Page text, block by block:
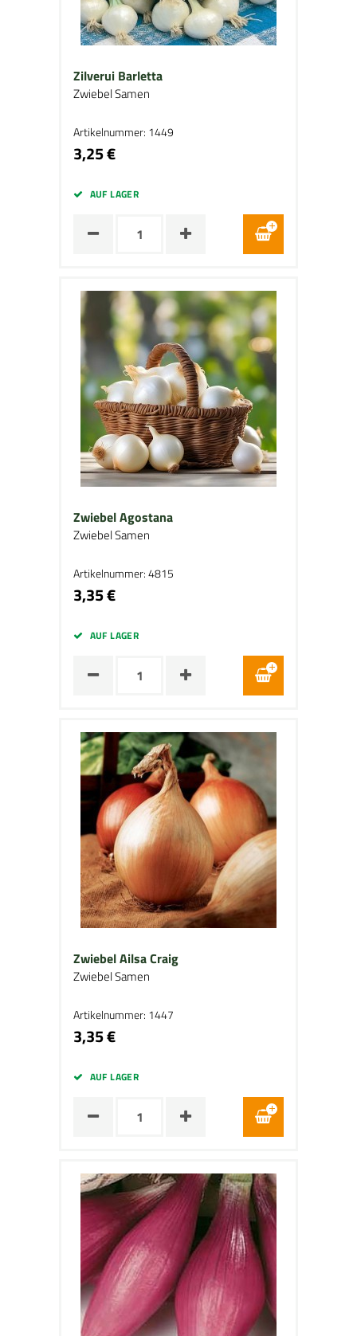
Zilverui Barletta
Zwiebel Samen
Artikelnummer: 1449
3,25 €
AUF LAGER
Zwiebel Agostana
Zwiebel Samen
Artikelnummer: 4815
3,35 €
AUF LAGER
Zwiebel Ailsa Craig
Zwiebel Samen
Artikelnummer: 1447
3,35 €
AUF LAGER